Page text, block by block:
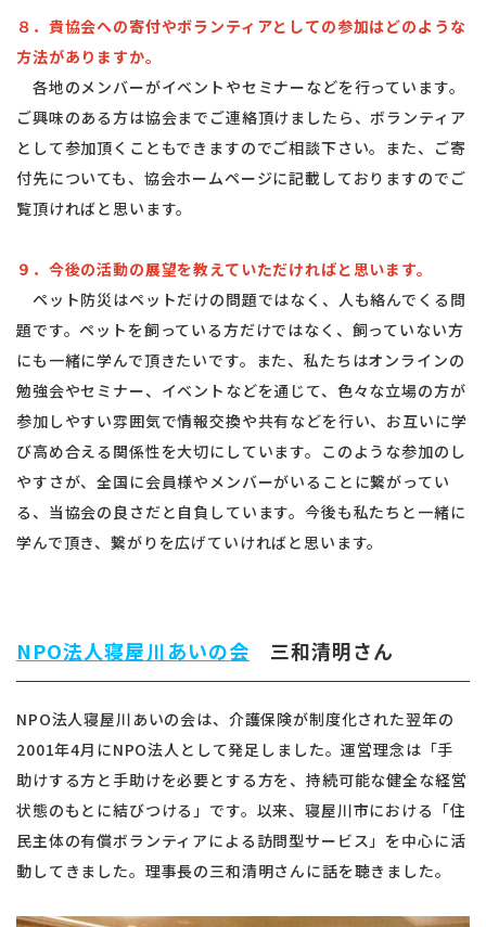
８．貴協会への寄付やボランティアとしての参加はどのような
方法がありますか。
各地のメンバーがイベントやセミナーなどを行っています。
ご興味のある方は協会までご連絡頂けましたら、ボランティア
として参加頂くこともできますのでご相談下さい。また、ご寄
付先についても、協会ホームページに記載しておりますのでご
覧頂ければと思います。
９．今後の活動の展望を教えていただければと思います。
ペット防災はペットだけの問題ではなく、人も絡んでくる問
題です。ペットを飼っている方だけではなく、飼っていない方
にも一緒に学んで頂きたいです。また、私たちはオンラインの
勉強会やセミナー、イベントなどを通じて、色々な立場の方が
参加しやすい雰囲気で情報交換や共有などを行い、お互いに学
び高め合える関係性を大切にしています。このような参加のし
やすさが、全国に会員様やメンバーがいることに繋がってい
る、当協会の良さだと自負しています。今後も私たちと一緒に
学んで頂き、繋がりを広げていければと思います。
NPO法人寝屋川あいの会 三和清明さん
NPO法人寝屋川あいの会は、介護保険が制度化された翌年の
2001年4月にNPO法人として発足しました。運営理念は「手
助けする方と手助けを必要とする方を、持続可能な健全な経営
状態のもとに結びつける」です。以来、寝屋川市における「住
民主体の有償ボランティアによる訪問型サービス」を中心に活
動してきました。理事長の三和清明さんに話を聴きました。